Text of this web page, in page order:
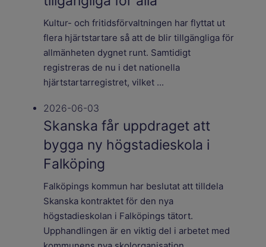
Kultur- och fritidsförvaltningen har flyttat ut
flera hjärtstartare så att de blir tillgängliga för
allmänheten dygnet runt. Samtidigt
registreras de nu i det nationella
hjärtstartarregistret, vilket ...
2026-06-03
Skanska får uppdraget att
bygga ny högstadieskola i
Falköping
Falköpings kommun har beslutat att tilldela
Skanska kontraktet för den nya
högstadieskolan i Falköpings tätort.
Upphandlingen är en viktig del i arbetet med